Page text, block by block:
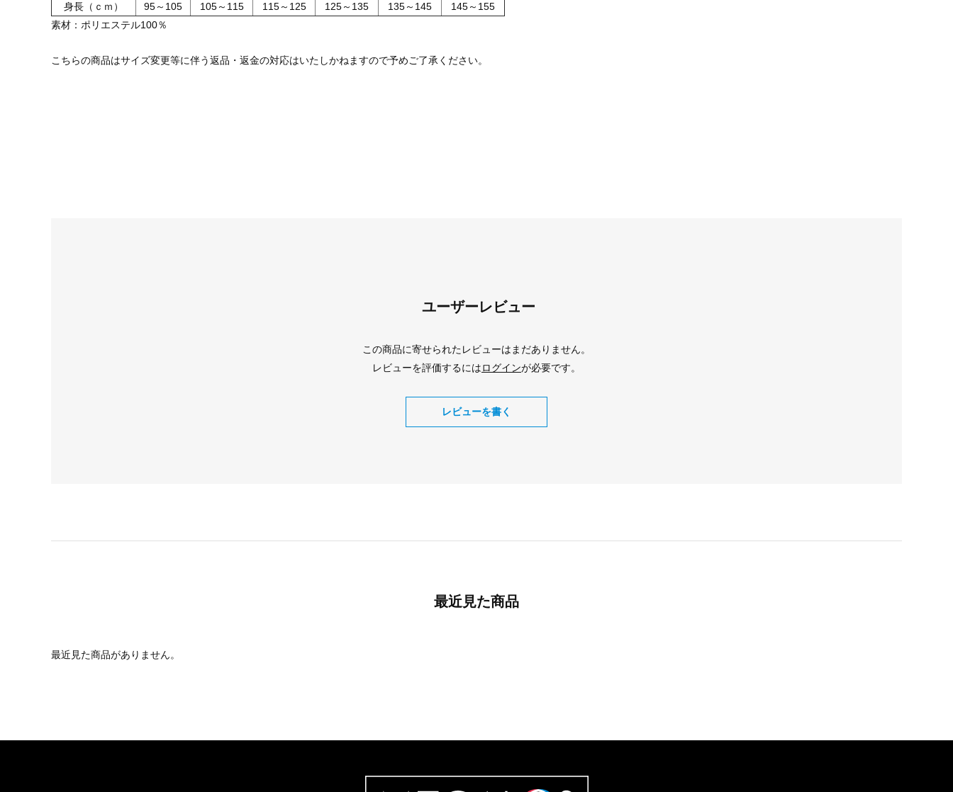
身長（ｃｍ）
95～105 105～115 115～125 125～135 135～145
145～155
素材：ポリエステル100％
こちらの商品はサイズ変更等に伴う返品・返金の対応はいたしかねますので予めご了承ください。
ユーザーレビュー
この商品に寄せられたレビューはまだありません。
レビューを評価するにはログインが必要です。
レビューを書く
最近見た商品
最近見た商品がありません。